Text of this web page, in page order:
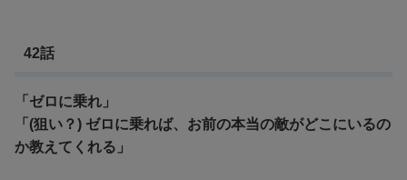
42話
「ゼロに乗れ」
「(狙い？) ゼロに乗れば、お前の本当の敵がどこにいるの
か教えてくれる」